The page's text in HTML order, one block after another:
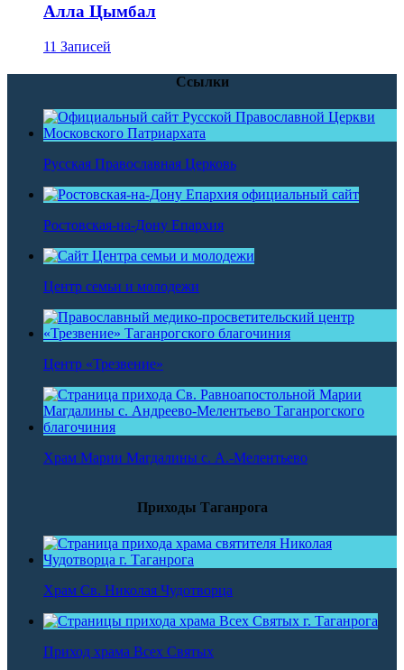
Алла Цымбал
11 Записей
Ссылки
Русская Православная Церковь
Ростовская-на-Дону Епархия
Центр семьи и молодежи
Центр «Трезвение»
Храм Марии Магдалины с. А.-Мелентьево
Приходы Таганрога
Храм Св. Николая Чудотворца
Приход храма Всех Святых